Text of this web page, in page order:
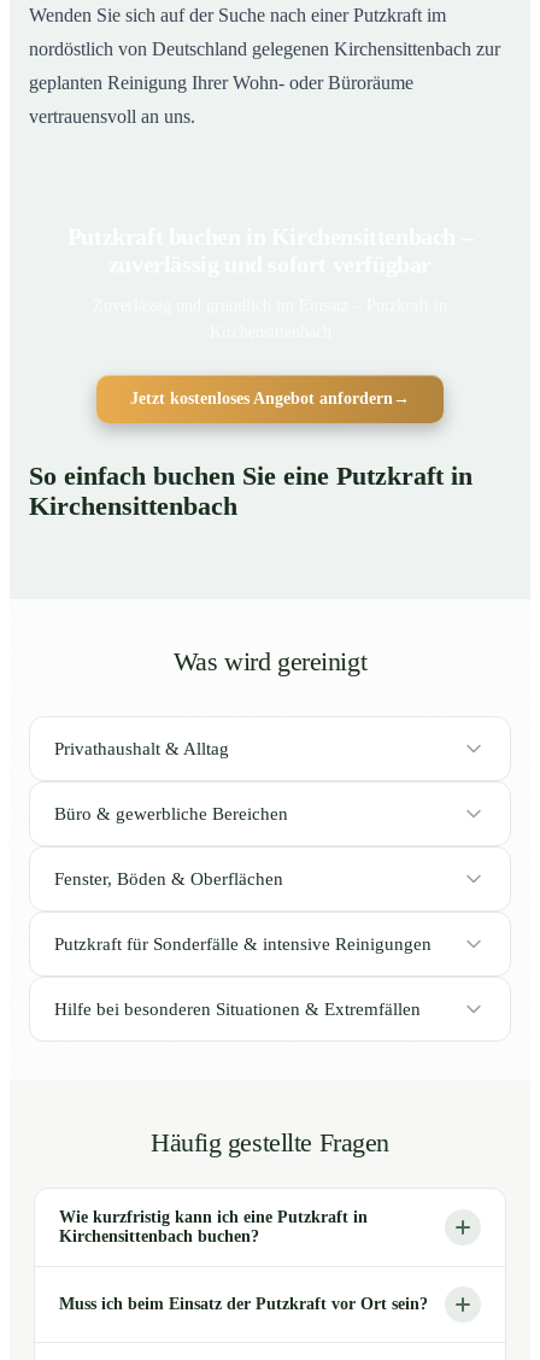
Wenden Sie sich auf der Suche nach einer Putzkraft im
nordöstlich von Deutschland gelegenen Kirchensittenbach zur
geplanten Reinigung Ihrer Wohn- oder Büroräume
vertrauensvoll an uns.
Jetzt kostenloses Angebot anfordern→
So einfach buchen Sie eine Putzkraft in
Kirchensittenbach
Was wird gereinigt
Privathaushalt & Alltag
Büro & gewerbliche Bereichen
Fenster, Böden & Oberflächen
Putzkraft für Sonderfälle & intensive Reinigungen
Hilfe bei besonderen Situationen & Extremfällen
Häufig gestellte Fragen
Wie kurzfristig kann ich eine Putzkraft in
Kirchensittenbach buchen?
Muss ich beim Einsatz der Putzkraft vor Ort sein?